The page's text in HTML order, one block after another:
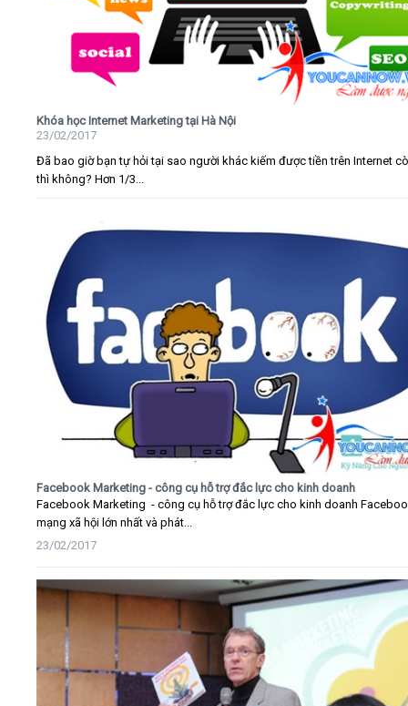
Khóa học Internet Marketing tại Hà Nội
23/02/2017
Đã bao giờ bạn tự hỏi tại sao người khác kiếm được tiền trên Internet
thì không? Hơn 1/3...
Facebook Marketing - công cụ hỗ trợ đắc lực cho kinh doanh
Facebook Marketing - công cụ hỗ trợ đắc lực cho kinh doanh
mạng xã hội lớn nhất và phát...
23/02/2017